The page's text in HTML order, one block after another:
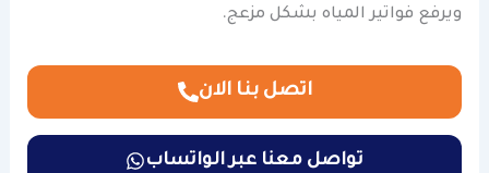
ويرفع فواتير المياه بشكل مزعج.
اتصل بنا الان
تواصل معنا عبر الواتساب